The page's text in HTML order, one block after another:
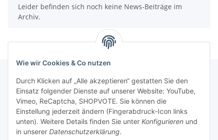
Wie wir Cookies & Co nutzen
Durch Klicken auf „Alle akzeptieren“ gestatten Sie den
Einsatz folgender Dienste auf unserer Website: YouTube,
Vimeo, ReCaptcha, SHOPVOTE. Sie können die
Einstellung jederzeit ändern (Fingerabdruck-Icon links
unten). Weitere Details finden Sie unter Konfigurieren und
in unserer Datenschutzerklärung.
xLeider befinden sich noch keine News-Beiträge im
Archiv.
Informationen
Gesetzliche Informationen